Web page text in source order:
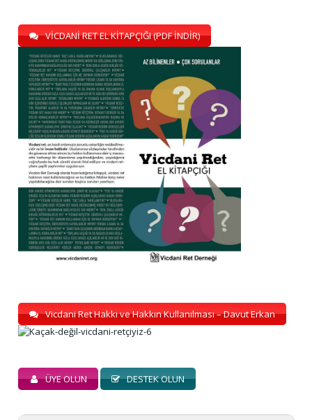
VİCDANİ RET EL KİTAPÇIĞI (PDF İNDİR)
Vicdani Ret Hakkı ve Hakkın Kullanılması – Davut Erkan
ÜYE OLUN DESTEK OLUN